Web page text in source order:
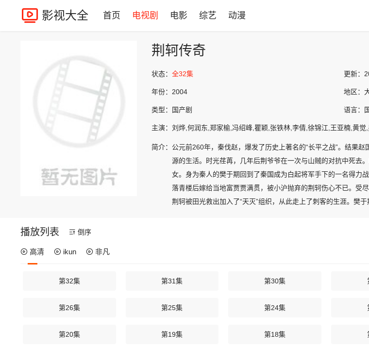
影视大全 首页 电视剧 电影 综艺 动漫
荆轲传奇
状态： 全32集 更新：
年份： 2004 地区：
类型： 国产剧 语言：
主演： 刘烨,何润东,郑家榆,冯绍峰,瞿颖,张铁林,李倩,徐锦江,王亚楠,黄觉
简介： 公元前260年，秦伐赵，爆发了历史上著名的“长平之战”。结果
源的生活。时光荏苒，几年后荆爷爷在一次与山贼的对抗中死去
女。身为秦人的樊于期回到了秦国成为白起将军手下的一名得力
落青楼后嫁给当地富贾贾满贯，被小沪抛弃的荆轲伤心不已。受
荆轲被田光救出加入了“天灭”组织，从此走上了刺客的生涯。樊
依旧无动于衷，他只想立即找到田光脱离刺客组织。由于燕王的
播放列表 倒序
高清 ikun 非凡
第32集 第31集 第30集
第26集 第25集 第24集
第20集 第19集 第18集